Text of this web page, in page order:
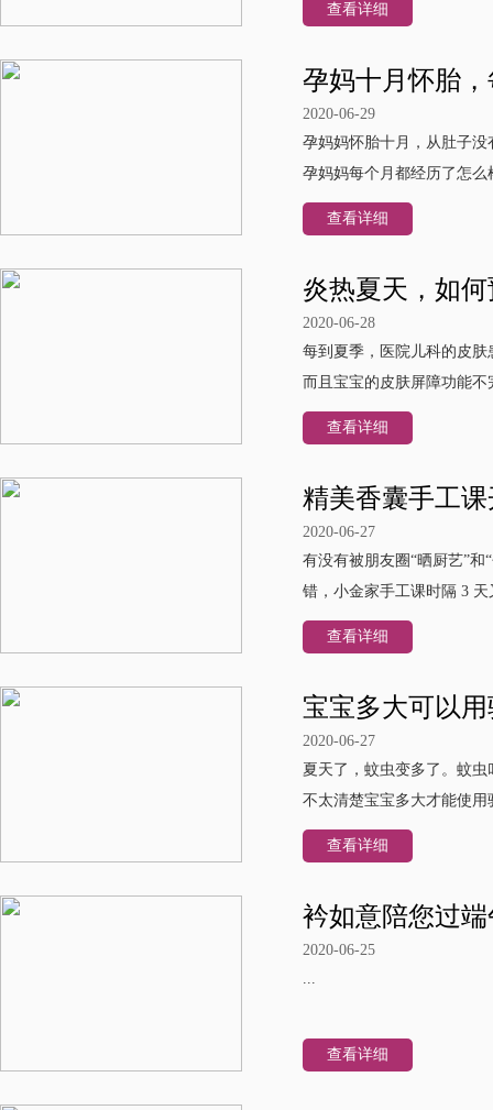
查看详细
孕妈十月怀胎
2020-06-29
孕妈妈怀胎十月，从肚子
孕妈妈每个月都经历了怎
查看详细
炎热夏天，如
2020-06-28
每到夏季，医院儿科的皮
而且宝宝的皮肤屏障功能
查看详细
精美香囊手工
2020-06-27
有没有被朋友圈“晒厨艺”
错，小金家手工课时隔 3
查看详细
宝宝多大可以
2020-06-27
夏天了，蚊虫变多了。蚊
不太清楚宝宝多大才能使
查看详细
衿如意陪您过端
2020-06-25
...
查看详细